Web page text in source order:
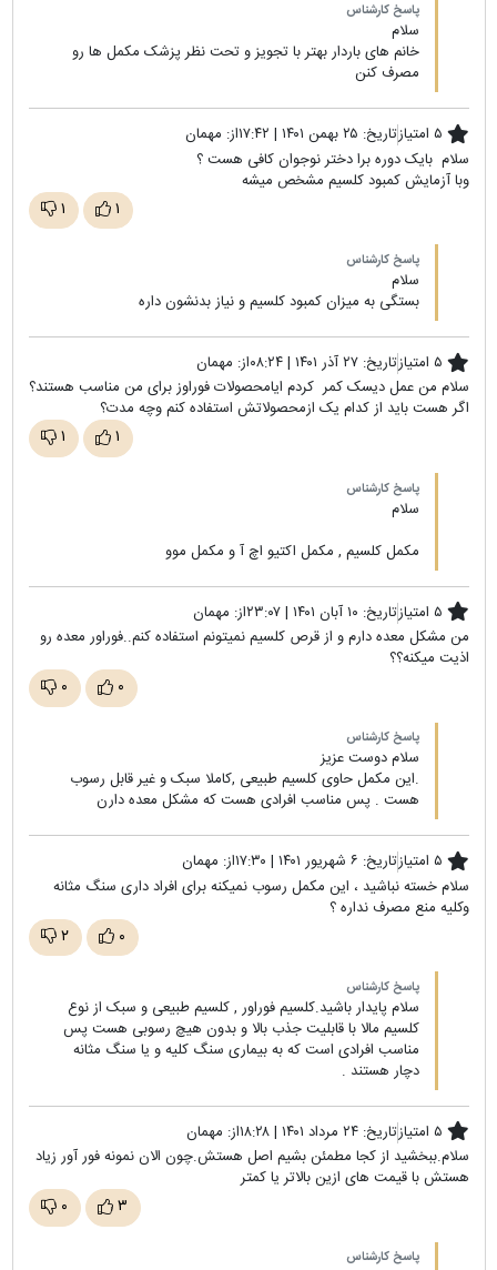
پاسخ کارشناس
سلام
خانم های باردار بهتر با تجویز و تحت نظر پزشک مکمل ها رو
مصرف کنن
۵ امتیاز تاریخ: ۲۵ بهمن ۱۴۰۱ | ۱۷:۴۲ از: مهمان
سلام بایک دوره برا دختر نوجوان کافی هست ؟
وبا آزمایش کمبود کلسیم مشخص میشه
۱ ۱
پاسخ کارشناس
سلام
بستگی به میزان کمبود کلسیم و نیاز بدنشون داره
۵ امتیاز تاریخ: ۲۷ آذر ۱۴۰۱ | ۰۸:۲۴ از: مهمان
سلام من عمل دیسک کمر کردم ایامحصولات فوراوز برای من مناسب هستند؟
اگر هست باید از کدام یک ازمحصولاتش استفاده کنم وچه مدت؟
۱ ۱
پاسخ کارشناس
سلام
مکمل کلسیم , مکمل اکتیو اچ آ و مکمل موو
۵ امتیاز تاریخ: ۱۰ آبان ۱۴۰۱ | ۲۳:۰۷ از: مهمان
من مشکل معده دارم و از قرص کلسیم نمیتونم استفاده کنم..فوراور معده رو
اذیت میکنه؟؟
۰ ۰
پاسخ کارشناس
سلام دوست عزیز
.این مکمل حاوی کلسیم طبیعی ,کاملا سبک و غیر قابل رسوب
هست . پس مناسب افرادی هست که مشکل معده دارن
۵ امتیاز تاریخ: ۶ شهریور ۱۴۰۱ | ۱۷:۳۰ از: مهمان
سلام خسته نباشید ، این مکمل رسوب نمیکنه برای افراد داری سنگ مثانه
و‌کلیه منع مصرف نداره ؟
۰ ۲
پاسخ کارشناس
سلام پایدار باشید.کلسیم فوراور , کلسیم طبیعی و سبک از نوع
کلسیم مالا با قابلیت جذب بالا و بدون هیچ رسوبی هست پس
مناسب افرادی است که به بیماری سنگ کلیه و یا سنگ مثانه
دچار هستند .
۵ امتیاز تاریخ: ۲۴ مرداد ۱۴۰۱ | ۱۸:۲۸ از: مهمان
سلام.ببخشید از کجا مطمئن بشیم اصل هستش.چون الان نمونه فور آور زیاد
هستش با قیمت های ازین بالاتر یا کمتر
۳ ۰
پاسخ کارشناس